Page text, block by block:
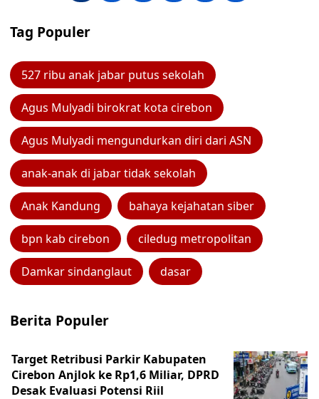
Tag Populer
527 ribu anak jabar putus sekolah
Agus Mulyadi birokrat kota cirebon
Agus Mulyadi mengundurkan diri dari ASN
anak-anak di jabar tidak sekolah
Anak Kandung bahaya kejahatan siber
bpn kab cirebon ciledug metropolitan
Damkar sindanglaut dasar
Berita Populer
Target Retribusi Parkir Kabupaten
Cirebon Anjlok ke Rp1,6 Miliar, DPRD
Desak Evaluasi Potensi Riil